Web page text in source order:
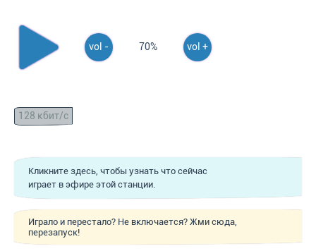
vol - 70% vol +
128 кбит/с
Кликните здесь, чтобы узнать что сейчас
играет в эфире этой станции.
Играло и перестало? Не включается? Жми сюда,
перезапуск!